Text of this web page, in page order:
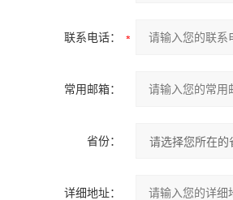
联系电话：
常用邮箱：
省份：
详细地址：